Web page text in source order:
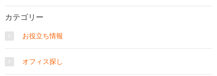
カテゴリー
お役立ち情報
オフィス探し